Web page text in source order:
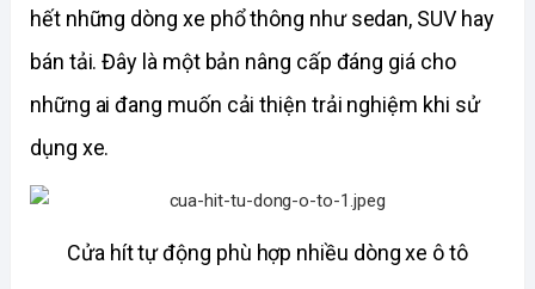
hết những dòng xe phổ thông như sedan, SUV hay
bán tải. Đây là một bản nâng cấp đáng giá cho
những ai đang muốn cải thiện trải nghiệm khi sử
dụng xe.
Cửa hít tự động phù hợp nhiều dòng xe ô tô